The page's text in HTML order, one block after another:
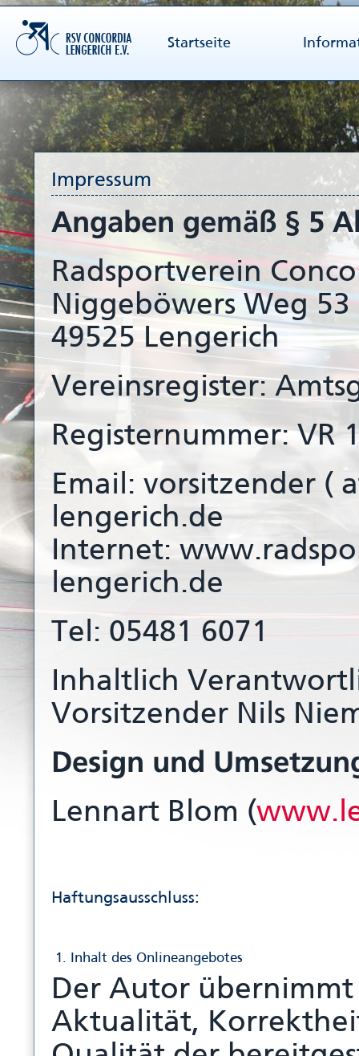
Startseite
Impressum
Angaben gemäß § 5
Radsportverein
Niggeböwers Weg 53
49525 Lengerich
Vereinsregister:
Registernummer: VR
Email: vorsitzender (
lengerich.de
Internet:
lengerich.de
Tel: 05481 6071
Inhaltlich
Vorsitzender Nils
Design und
Lennart Blom (
Haftungsausschluss:
1. Inhalt des Onlineangebotes
Der Autor
Aktualität,